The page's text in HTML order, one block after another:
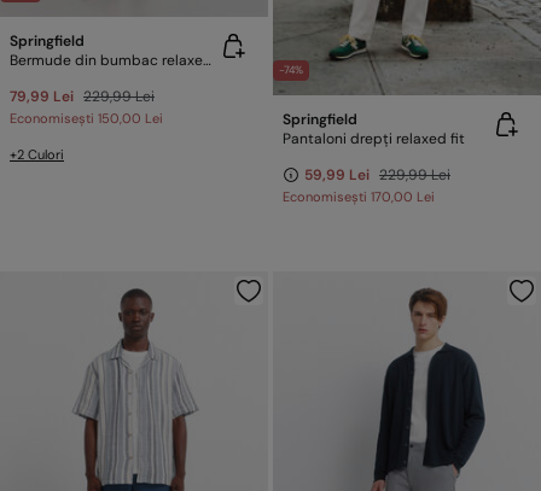
Springfield
Bermude din bumbac relaxed fit
79,99 Lei 229,99 Lei
Economisești 150,00 Lei
+2 Culori
-74%
Springfield
Pantaloni drepți relaxed fit
59,99 Lei 229,99 Lei
Economisești 170,00 Lei